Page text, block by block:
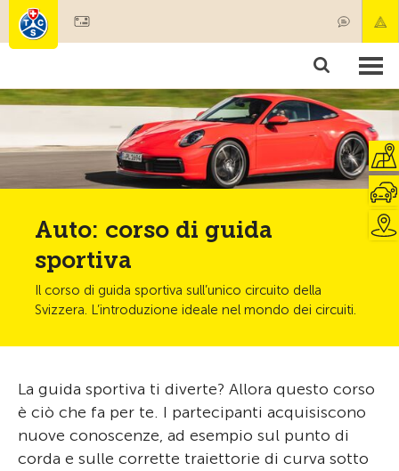
Societariato & prestazioni
Auto: corso di guida
sportiva
Il corso di guida sportiva sull’unico circuito della
Svizzera. L’introduzione ideale nel mondo dei circuiti.
La guida sportiva ti diverte? Allora questo corso
è ciò che fa per te. I partecipanti acquisiscono
nuove conoscenze, ad esempio sul punto di
corda e sulle corrette traiettorie di curva sotto